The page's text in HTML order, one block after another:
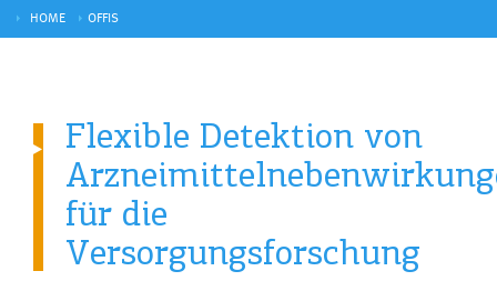
HOME OFFIS
Flexible Detektion von
für die
Versorgungsforschung